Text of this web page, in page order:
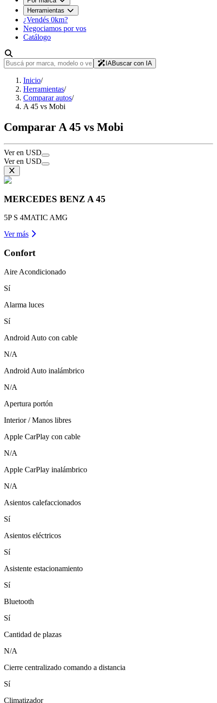
Herramientas
¿Vendés 0km?
Negociamos por vos
Catálogo
IABuscar con IA
Inicio/
Herramientas/
Comparar autos/
A 45 vs Mobi
Comparar A 45 vs Mobi
Ver en USD
Ver en USD
MERCEDES BENZ A 45
5P S 4MATIC AMG
Ver más
Confort
Aire Acondicionado
Sí
Alarma luces
Sí
Android Auto con cable
N/A
Android Auto inalámbrico
N/A
Apertura portón
Interior / Manos libres
Apple CarPlay con cable
N/A
Apple CarPlay inalámbrico
N/A
Asientos calefaccionados
Sí
Asientos eléctricos
Sí
Asistente estacionamiento
Sí
Bluetooth
Sí
Cantidad de plazas
N/A
Cierre centralizado comando a distancia
Sí
Climatizador